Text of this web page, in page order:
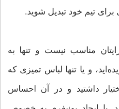
تیم خود تبدیل شوید.
مناسب نیست و تنها به
و یا تنها لباس تمیزی که
داشتید و در آن احساس